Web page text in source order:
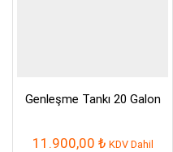
Genleşme Tankı 20 Galon
11.900,00 ₺ KDV Dahil